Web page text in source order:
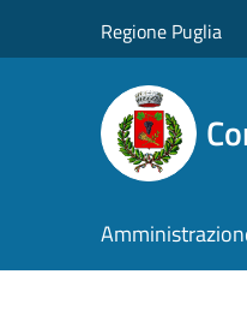
Regione Puglia